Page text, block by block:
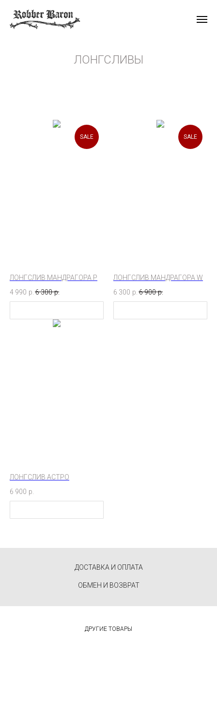
ЛОНГСЛИВЫ
SALE
ЛОНГСЛИВ МАНДРАГОРА P
4 990 р. 6 300 р.
SALE
ЛОНГСЛИВ МАНДРАГОРА W
6 300 р. 6 900 р.
ЛОНГСЛИВ АСТРО
6 900 р.
ДОСТАВКА И ОПЛАТА
ОБМЕН И ВОЗВРАТ
ДРУГИЕ ТОВАРЫ